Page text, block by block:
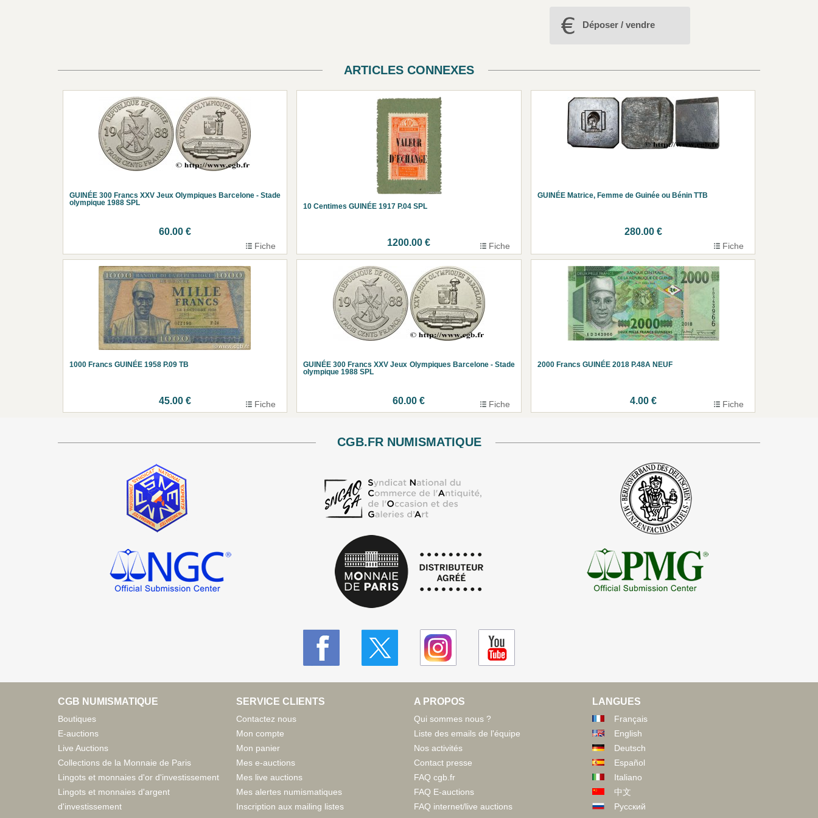
Déposer / vendre
ARTICLES CONNEXES
GUINÉE 300 Francs XXV Jeux Olympiques Barcelone - Stade
olympique 1988 SPL
60.00 €
Fiche
10 Centimes GUINÉE 1917 P.04 SPL
1200.00 € Fiche
GUINÉE Matrice, Femme de Guinée ou Bénin TTB
280.00 €
Fiche
1000 Francs GUINÉE 1958 P.09 TB
45.00 € Fiche
GUINÉE 300 Francs XXV Jeux Olympiques Barcelone - Stade
olympique 1988 SPL
60.00 € Fiche
2000 Francs GUINÉE 2018 P.48A NEUF
4.00 € Fiche
CGB.FR NUMISMATIQUE
CGB NUMISMATIQUE
Boutiques
E-auctions
Live Auctions
Collections de la Monnaie de Paris
Lingots et monnaies d'or d'investissement
Lingots et monnaies d'argent
d'investissement
SERVICE CLIENTS
Contactez nous
Mon compte
Mon panier
Mes e-auctions
Mes live auctions
Mes alertes numismatiques
Inscription aux mailing listes
A PROPOS
Qui sommes nous ?
Liste des emails de l'équipe
Nos activités
Contact presse
FAQ cgb.fr
FAQ E-auctions
FAQ internet/live auctions
LANGUES
Français
English
Deutsch
Español
Italiano
中文
Русский